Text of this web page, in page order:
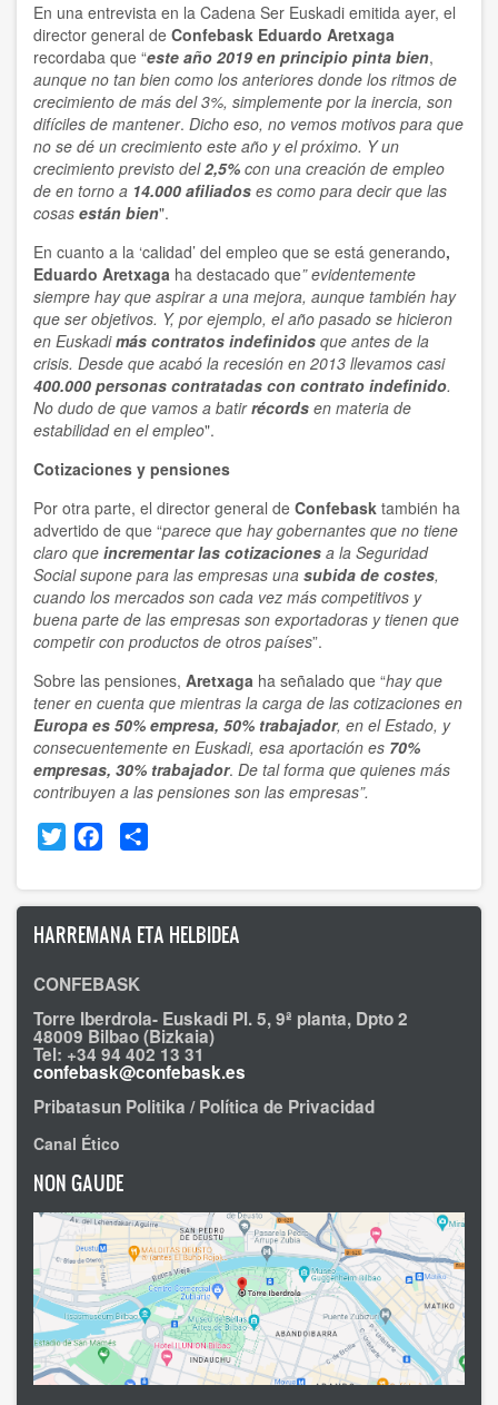
En una entrevista en la Cadena Ser Euskadi emitida ayer, el
director general de Confebask Eduardo Aretxaga
recordaba que “este año 2019 en principio pinta bien,
aunque no tan bien como los anteriores donde los ritmos de
crecimiento de más del 3%, simplemente por la inercia, son
difíciles de mantener. Dicho eso, no vemos motivos para que
no se dé un crecimiento este año y el próximo. Y un
crecimiento previsto del2,5% con una creación de empleo
de en torno a 14.000 afiliados es como para decir que las
cosas están bien".
En cuanto a la ‘calidad’ del empleo que se está generando,
Eduardo Aretxaga ha destacado que” evidentemente
siempre hay que aspirar a una mejora, aunque también hay
que ser objetivos. Y, por ejemplo, el año pasado se hicieron
en Euskadimás contratos indefinidos que antes de la
crisis. Desde que acabó la recesión en 2013 llevamos casi
400.000 personas contratadas con contrato indefinido.
No dudo de que vamos a batirrécords en materia de
estabilidad en el empleo".
Cotizaciones y pensiones
Por otra parte, el director general de Confebask también ha
advertido de que “parece que hay gobernantes que no tiene
claro que incrementar las cotizaciones a la Seguridad
Social supone para las empresas una subida de costes,
cuando los mercados son cada vez más competitivos y
buena parte de las empresas son exportadoras y tienen que
competir con productos de otros países”.
Sobre las pensiones, Aretxaga ha señalado que “hay que
tener en cuenta que mientras la carga de las cotizaciones en
Europa es 50% empresa, 50% trabajador, en el Estado, y
consecuentemente en Euskadi, esa aportación es 70%
empresas, 30% trabajador. De tal forma que quienes más
contribuyen a las pensiones son las empresas”.
Twitter Facebook
HARREMANA ETA HELBIDEA
CONFEBASK
Torre Iberdrola- Euskadi Pl. 5, 9ª planta, Dpto 2
48009 Bilbao (Bizkaia)
Tel: +34 94 402 13 31
confebask@confebask.es
Pribatasun Politika / Política de Privacidad
Canal Ético
NON GAUDE